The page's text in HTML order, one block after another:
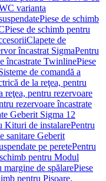
varianta
Piese de schimb
Piese de schimb pentru
Clapete de
încastrat SigmaPentru
încastrate TwinlinePiese
de comandă a
de la reţea, pentru
reţea, pentru rezervoare
rezervoare încastrate
Geberit Sigma 12
Kituri de instalarePentru
sanitare Geberit
pe peretePentru
pentru Modul
margine de spălarePiese
pentru Pisoare,